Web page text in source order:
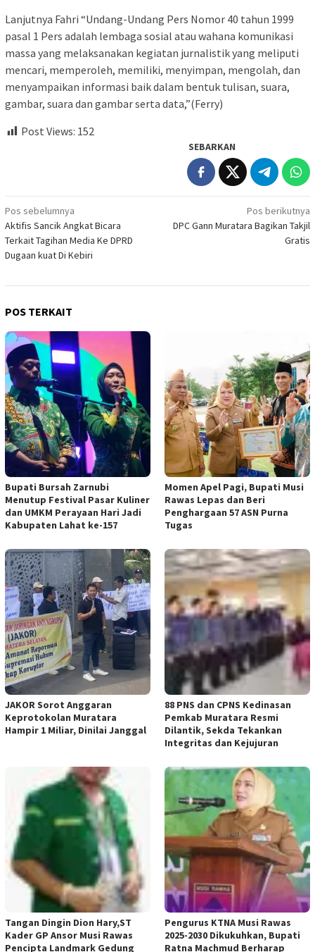
Lanjutnya Fahri “Undang-Undang Pers Nomor 40 tahun 1999
pasal 1 Pers adalah lembaga sosial atau wahana komunikasi
massa yang melaksanakan kegiatan jurnalistik yang meliputi
mencari, memperoleh, memiliki, menyimpan, mengolah, dan
menyampaikan informasi baik dalam bentuk tulisan, suara,
gambar, suara dan gambar serta data,”(Ferry)
Post Views: 152
SEBARKAN
Navigasi
pos
Pos sebelumnya
Aktifis Sancik Angkat Bicara
Terkait Tagihan Media Ke DPRD
Dugaan kuat Di Kebiri
Pos berikutnya
DPC Gann Muratara Bagikan Takjil
Gratis
POS TERKAIT
Bupati Bursah Zarnubi
Menutup Festival Pasar Kuliner
dan UMKM Perayaan Hari Jadi
Kabupaten Lahat ke-157
Momen Apel Pagi, Bupati Musi
Rawas Lepas dan Beri
Penghargaan 57 ASN Purna
Tugas
JAKOR Sorot Anggaran
Keprotokolan Muratara
Hampir 1 Miliar, Dinilai Janggal
88 PNS dan CPNS Kedinasan
Pemkab Muratara Resmi
Dilantik, Sekda Tekankan
Integritas dan Kejujuran
Tangan Dingin Dion Hary,ST
Kader GP Ansor Musi Rawas
Pencipta Landmark Gedung
Pengurus KTNA Musi Rawas
2025-2030 Dikukuhkan, Bupati
Ratna Machmud Berharap